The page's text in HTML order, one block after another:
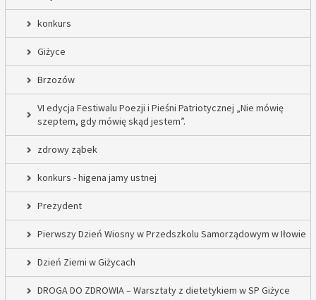
konkurs
Giżyce
Brzozów
VI edycja Festiwalu Poezji i Pieśni Patriotycznej „Nie mówię
szeptem, gdy mówię skąd jestem”.
zdrowy ząbek
konkurs - higena jamy ustnej
Prezydent
Pierwszy Dzień Wiosny w Przedszkolu Samorządowym w Iłowie
Dzień Ziemi w Giżycach
DROGA DO ZDROWIA – Warsztaty z dietetykiem w SP Giżyce